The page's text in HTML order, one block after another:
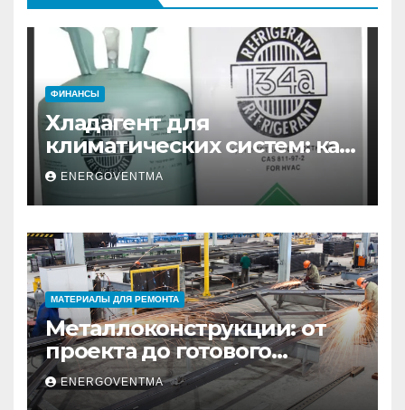
ФИНАНСЫ
Хладагент для
климатических систем: как
выбрать и купить фреон в
Санкт-Петербурге
ENERGOVENTMA
МАТЕРИАЛЫ ДЛЯ РЕМОНТА
Металлоконструкции: от
проекта до готового
изделия – полный
практический гид
ENERGOVENTMA